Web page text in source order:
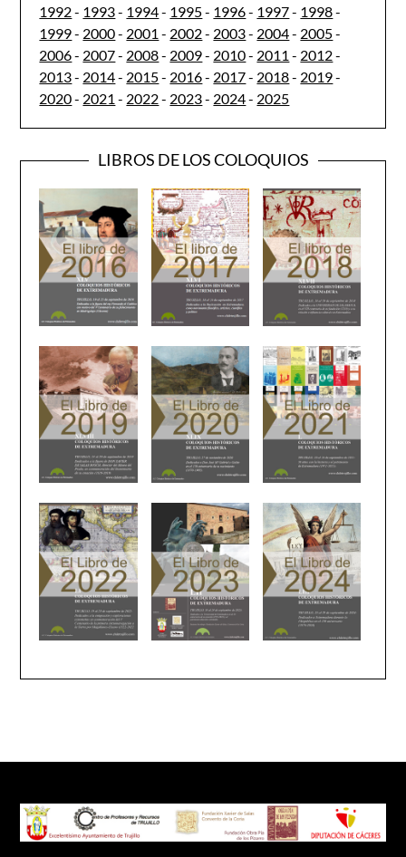
1992- 1993- 1994- 1995- 1996- 1997- 1998-
1999- 2000- 2001 - 2002- 2003- 2004- 2005-
2006- 2007- 2008- 2009- 2010- 2011 - 2012-
2013- 2014- 2015- 2016- 2017- 2018- 2019-
2020- 2021 - 2022- 2023- 2024- 2025
LIBROS DE LOS COLOQUIOS